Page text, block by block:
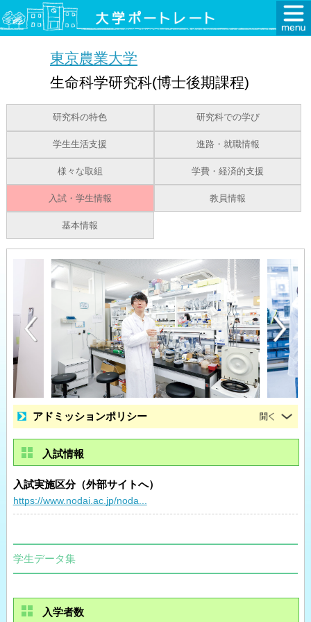
東京農業大学
生命科学研究科(博士後期課程)
研究科の特色 研究科での学び
学生生活支援 進路・就職情報
様々な取組 学費・経済的支援
入試・学生情報 教員情報
基本情報
アドミッションポリシー
入試情報
入試実施区分（外部サイトへ）
https://www.nodai.ac.jp/noda...
学生データ集
入学者数